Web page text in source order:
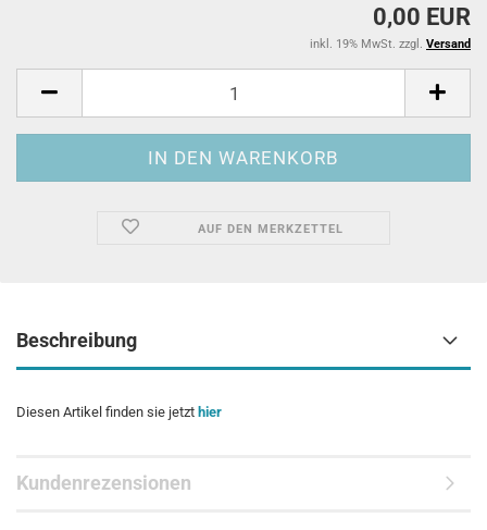
0,00 EUR
inkl. 19% MwSt. zzgl. Versand
AUF DEN MERKZETTEL
Beschreibung
Diesen Artikel finden sie jetzt hier
Kundenrezensionen